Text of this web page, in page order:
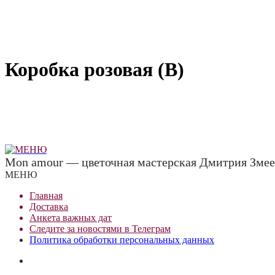
Коробка розовая (В)
Mon amour — цветочная мастерская Дмитрия
МЕНЮ
Главная
Доставка
Анкета важных дат
Следите за новостями в Телеграм
Политика обработки персональных данных